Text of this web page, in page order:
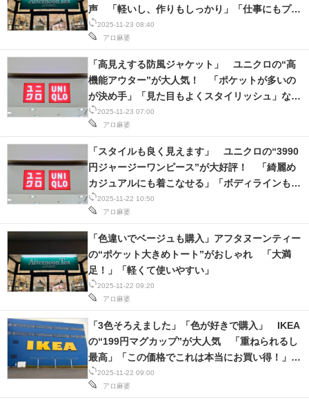
2025-11-23 08:40
アロ麻婆
声 「軽いし、作りもしっかり」「仕事にもプラ
イベートにも使用できる」
2025-11-23 07:00
アロ麻婆
「高見えする防風ジャケット」 ユニクロの“高
機能アウター”が大人気！ 「ポケットが多いの
が決め手」「見た目もよくスタイリッシュ」など
の声
2025-11-22 10:50
アロ麻婆
「スタイルも良く見えます」 ユニクロの“3990
円ジャージーワンピース”が大好評！ 「綺麗め
カジュアルにも着こなせる」「ボディラインも拾
わずすっごくよかった！」
2025-11-22 09:20
アロ麻婆
「色違いでベージュも購入」アフタヌーンティー
の“ポケット大きめトート”がおしゃれ 「大満
足！」「軽くて使いやすい」
2025-11-22 09:00
アロ麻婆
「3色そろえました」「色が好きで購入」 IKEA
の“199円マグカップ”が大人気 「重ねられるし
最高」「この価格でこれは本当にお買い得！」な
どの声